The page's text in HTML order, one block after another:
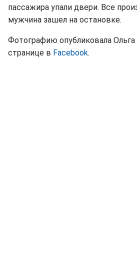
пассажира упали двери. Все
мужчина зашел на остановке.
Фотографию опубликовала
странице в Facebook.